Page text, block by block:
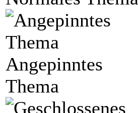
Angepinntes
Thema